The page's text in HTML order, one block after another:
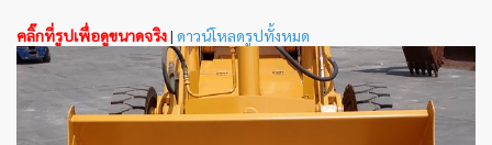
คลิ๊กที่รูปเพื่อดูขนาดจริง| ดาวน์โหลดรูปทั้งหมด